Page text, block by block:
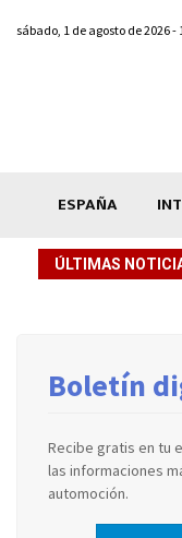
sábado, 1 de agosto de 2026 -
ESPAÑA
ÚLTIMAS
Boletín
Recibe gratis en tu
las informaciones
automoción.